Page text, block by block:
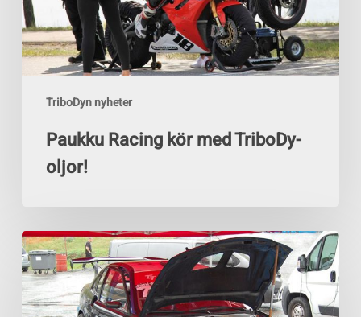
TriboDyn nyheter
Paukku Racing kör med TriboDy-
oljor!
Framgångsrike
Timeattack-
föraren
Jani